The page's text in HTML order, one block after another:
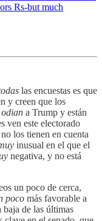
Rs-but much
las encuestas es que
y creen que los
odian a Trump y están
ven este electorado
los tienen en cuenta
inusual en el que el
negativa, y no está
un poco de cerca,
poco más favorable a
de las últimas